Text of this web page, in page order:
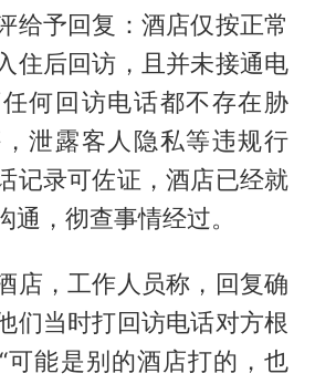
给予回复：酒店仅按正常
住后回访，且并未接通电
何回访电话都不存在胁
泄露客人隐私等违规行
记录可佐证，酒店已经就
通，彻查事情经过。
店，工作人员称，回复确
们当时打回访电话对方根
可能是别的酒店打的，也